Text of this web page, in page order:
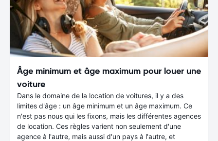
Âge minimum et âge maximum pour louer une
voiture
Dans le domaine de la location de voitures, il y a des
limites d'âge : un âge minimum et un âge maximum. Ce
n'est pas nous qui les fixons, mais les différentes agences
de location. Ces règles varient non seulement d'une
agence à l'autre, mais aussi d'un pays à l'autre, et